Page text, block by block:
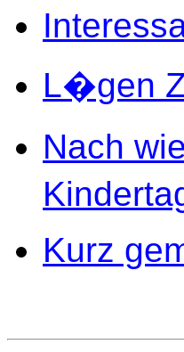
L�gen
Nach
Kurz